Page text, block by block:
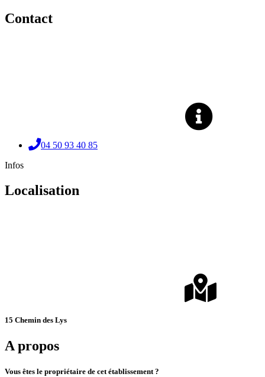
Contact
04 50 93 40 85
Infos
Localisation
15 Chemin des Lys
A propos
Vous êtes le propriétaire de cet établissement ?